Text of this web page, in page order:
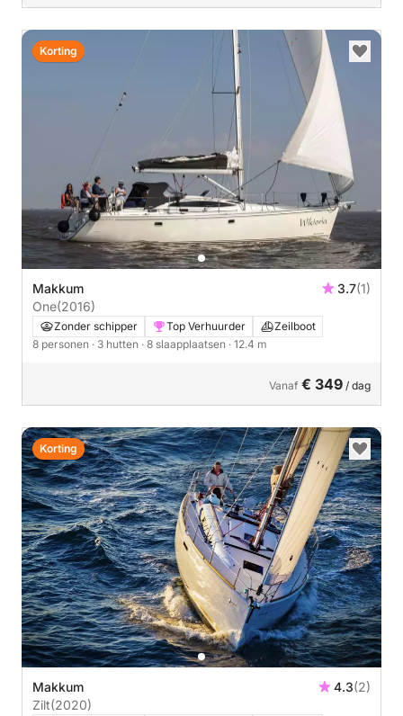
Makkum 3.7(1)
One(2016)
Zonder schipper Top Verhuurder
Zeilboot
8 personen · 3 hutten · 8 slaapplaatsen · 12.4 m
Vanaf € 349 / dag
Korting
Makkum 4.3(2)
Zilt(2020)
Korting